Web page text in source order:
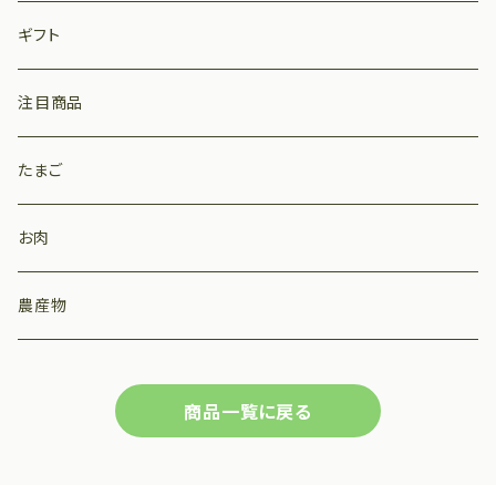
ギフト
注目商品
たまご
お肉
農産物
商品一覧に戻る